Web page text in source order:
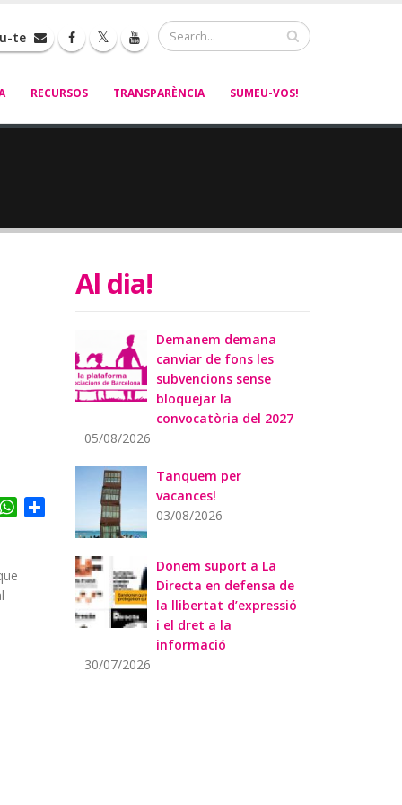
Cerca
te
RECURSOS TRANSPARÈNCIA SUMEU-VOS!
WhatsApp
Al dia!
Demanem demana
canviar de fons les
subvencions sense
bloquejar la
convocatòria del 2027
05/08/2026
Tanquem per
vacances!
03/08/2026
Donem suport a La
Directa en defensa de
la llibertat d’expressió
i el dret a la
informació
30/07/2026